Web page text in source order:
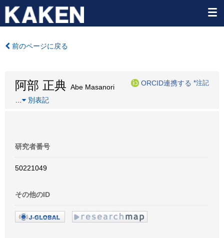
前のページに戻る
阿部 正典 Abe Masanori
ORCID連携する *注記
別表記
研究者番号
50221049
その他のID